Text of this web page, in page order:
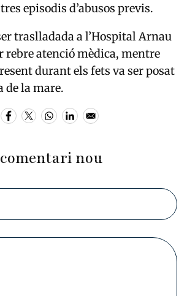
episodis d’abusos previs.
traslladada a l’Hospital Arnau
rebre atenció mèdica, mentre
durant els fets va ser posat
de la mare.
nou